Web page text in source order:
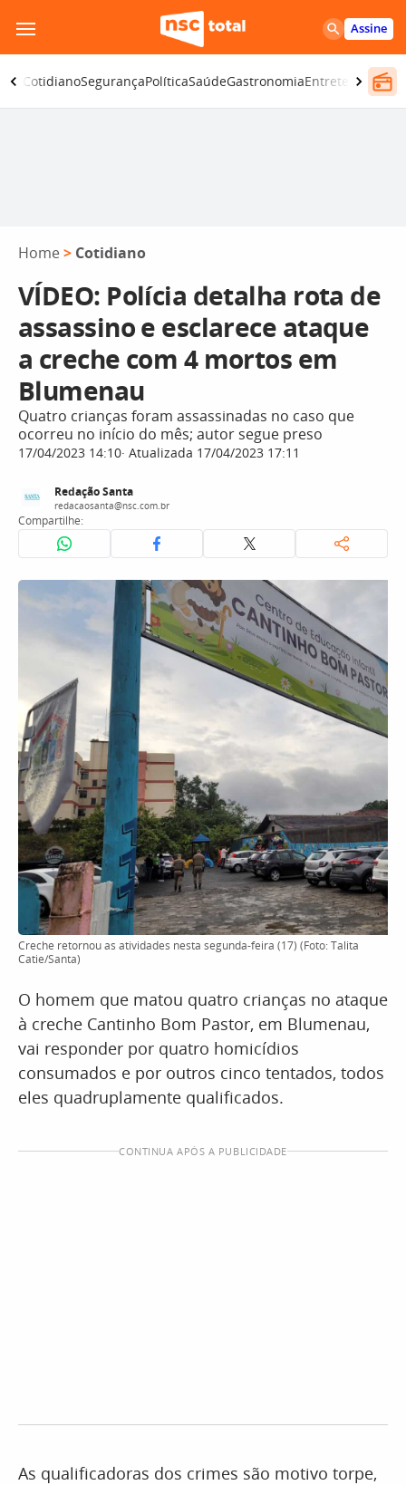
para
o
conteúdo
Assine
CotidianoSegurançaPolíticaSaúdeGastronomiaEntretenimento
Home > Cotidiano
VÍDEO: Polícia detalha rota de
assassino e esclarece ataque
a creche com 4 mortos em
Blumenau
Quatro crianças foram assassinadas no caso que
ocorreu no início do mês; autor segue preso
17/04/2023 14:10 Atualizada 17/04/2023 17:11
Redação Santa
redacaosanta@nsc.com.br
Compartilhe:
Creche retornou as atividades nesta segunda-feira (17) (Foto: Talita
Catie/Santa)
O homem que matou quatro crianças no ataque
à creche Cantinho Bom Pastor, em Blumenau,
vai responder por quatro homicídios
consumados e por outros cinco tentados, todos
eles quadruplamente qualificados.
CONTINUA APÓS A PUBLICIDADE
As qualificadoras dos crimes são motivo torpe,